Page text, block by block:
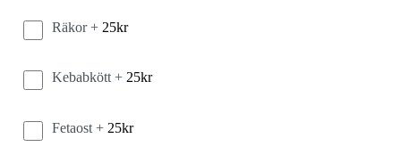
Räkor + 25kr
Kebabkött + 25kr
Fetaost + 25kr